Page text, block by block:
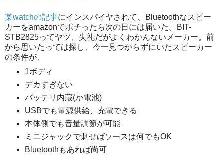
某watchの記事にインスパイヤされて、Bluetoothなスピー
カーをamazonでポチったら次の日には届いた。BIT-
STB2825ってヤツ、失礼だがよくわかんないメーカー。前
から思いたっては探し、今一見つからずにいたスピーカー
の条件が、
1ボディ
デカすぎない
バッテリ内蔵(か電池)
USBでも電源供給、充電できる
本体側でも音量調節が可能
ミニジャックで刺せばソースは何でもOK
Bluetoothもあれば尚可